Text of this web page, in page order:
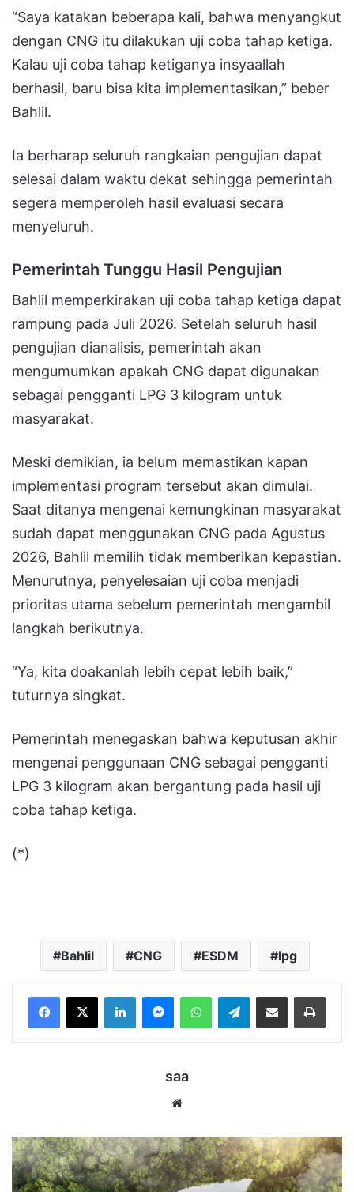
“Saya katakan beberapa kali, bahwa menyangkut
dengan CNG itu dilakukan uji coba tahap ketiga.
Kalau uji coba tahap ketiganya insyaallah
berhasil, baru bisa kita implementasikan,” beber
Bahlil.
Ia berharap seluruh rangkaian pengujian dapat
selesai dalam waktu dekat sehingga pemerintah
segera memperoleh hasil evaluasi secara
menyeluruh.
Pemerintah Tunggu Hasil Pengujian
Bahlil memperkirakan uji coba tahap ketiga dapat
rampung pada Juli 2026. Setelah seluruh hasil
pengujian dianalisis, pemerintah akan
mengumumkan apakah CNG dapat digunakan
sebagai pengganti LPG 3 kilogram untuk
masyarakat.
Meski demikian, ia belum memastikan kapan
implementasi program tersebut akan dimulai.
Saat ditanya mengenai kemungkinan masyarakat
sudah dapat menggunakan CNG pada Agustus
2026, Bahlil memilih tidak memberikan kepastian.
Menurutnya, penyelesaian uji coba menjadi
prioritas utama sebelum pemerintah mengambil
langkah berikutnya.
“Ya, kita doakanlah lebih cepat lebih baik,”
tuturnya singkat.
Pemerintah menegaskan bahwa keputusan akhir
mengenai penggunaan CNG sebagai pengganti
LPG 3 kilogram akan bergantung pada hasil uji
coba tahap ketiga.
(*)
Bahlil CNG ESDM lpg
LinkedInMessengerWhatsAppTelegramBagikan melalui Email Cetak
saa